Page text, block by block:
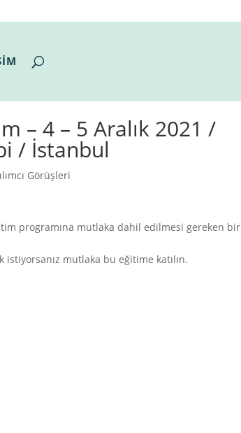
– 4 – 5 Aralık 2021 /
/ İstanbul
Görüşleri
programına mutlaka dahil edilmesi gereken bir
mutlaka bu eğitime katılın.